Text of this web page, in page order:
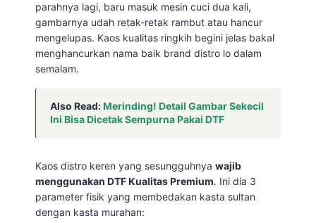
parahnya lagi, baru masuk mesin cuci dua kali,
gambarnya udah retak-retak rambut atau hancur
mengelupas. Kaos kualitas ringkih begini jelas bakal
menghancurkan nama baik brand distro lo dalam
semalam.
Also Read:Merinding! Detail Gambar Sekecil
Ini Bisa Dicetak Sempurna Pakai DTF
Kaos distro keren yang sesungguhnya wajib
menggunakan DTF Kualitas Premium. Ini dia 3
parameter fisik yang membedakan kasta sultan
dengan kasta murahan: